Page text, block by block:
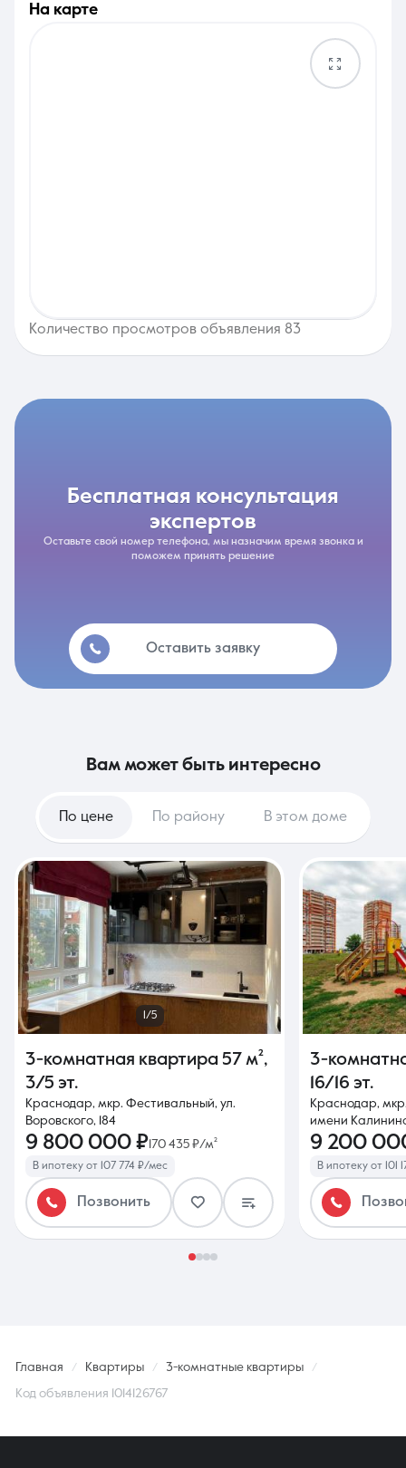
на карте
Количество просмотров объявления 83
бесплатная консультация
экспертов
Оставьте свой номер телефона, мы назначим время звонка и
поможем принять решение
Оставить заявку
вам может быть интересно
По цене По району В этом доме
1/5
3-комнатная квартира 57 м²,
3/5 эт.
Краснодар, мкр. Фестивальный, ул.
Воровского, 184
9 800 000 ₽ 170 435 ₽/м²
В ипотеку от 107 774 ₽/мес
Позвонить
3-
16/16 эт.
Краснодар,
имени
9 200
В ипотеку от 101
Главная Квартиры 3-комнатные квартиры
Код объявления 1014126767